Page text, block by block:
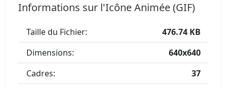
Informations sur l'Icône Animée (GIF)
Taille du Fichier:
476.74 KB
Dimensions:
640x640
Cadres:
37